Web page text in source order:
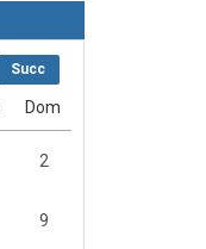
Succ
Dom
2
9